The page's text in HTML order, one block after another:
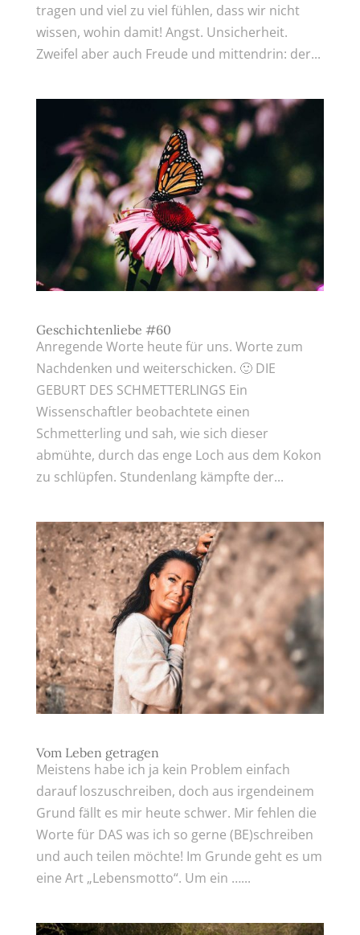
tragen und viel zu viel fühlen, dass wir nicht
wissen, wohin damit! Angst. Unsicherheit.
Zweifel aber auch Freude und mittendrin: der...
Geschichtenliebe #60
Anregende Worte heute für uns. Worte zum
Nachdenken und weiterschicken. 🙂 DIE
GEBURT DES SCHMETTERLINGS Ein
Wissenschaftler beobachtete einen
Schmetterling und sah, wie sich dieser
abmühte, durch das enge Loch aus dem Kokon
zu schlüpfen. Stundenlang kämpfte der...
Vom Leben getragen
Meistens habe ich ja kein Problem einfach
darauf loszuschreiben, doch aus irgendeinem
Grund fällt es mir heute schwer. Mir fehlen die
Worte für DAS was ich so gerne (BE)schreiben
und auch teilen möchte! Im Grunde geht es um
eine Art „Lebensmotto“. Um ein …...